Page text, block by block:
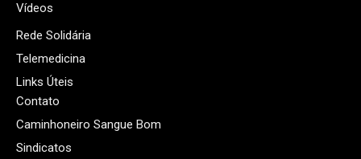
Vídeos
Rede Solidária
Telemedicina
Links Úteis
Contato
Caminhoneiro Sangue Bom
Sindicatos